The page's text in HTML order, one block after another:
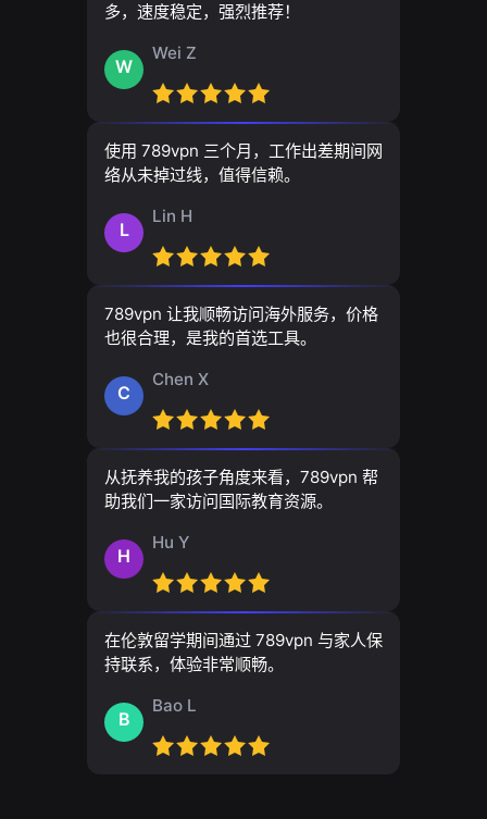
多，速度稳定，强烈推荐！
W
Wei Z
使用 789vpn 三个月，工作出差期间网
络从未掉过线，值得信赖。
L
Lin H
789vpn 让我顺畅访问海外服务，价格
也很合理，是我的首选工具。
C
Chen X
从抚养我的孩子角度来看，789vpn 帮
助我们一家访问国际教育资源。
H
Hu Y
在伦敦留学期间通过 789vpn 与家人保
持联系，体验非常顺畅。
B
Bao L